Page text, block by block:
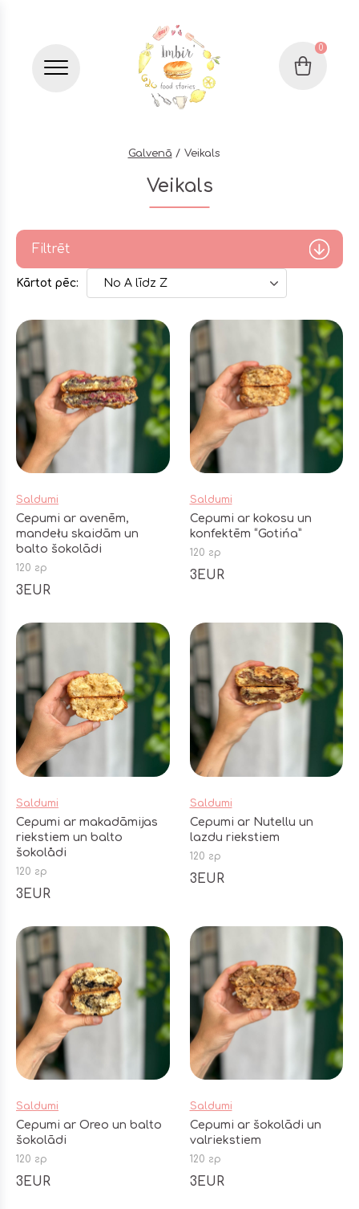
Бургер меню Grozs
0
Galvenā Veikals
Veikals
Filtrēt
Kārtot pēc: No A līdz Z
Saldumi
Cepumi ar avenēm,
mandełu skaidām un
balto šokolādi
120 гр
3EUR
Saldumi
Cepumi ar kokosu un
konfektēm “Gotińa”
120 гр
3EUR
Saldumi
Cepumi ar makadāmijas
riekstiem un balto
šokolådi
120 гр
3EUR
Saldumi
Cepumi ar Nutellu un
lazdu riekstiem
120 гр
3EUR
Saldumi
Cepumi ar Oreo un balto
šokolādi
120 гр
3EUR
Saldumi
Cepumi ar šokolādi un
valriekstiem
120 гр
3EUR